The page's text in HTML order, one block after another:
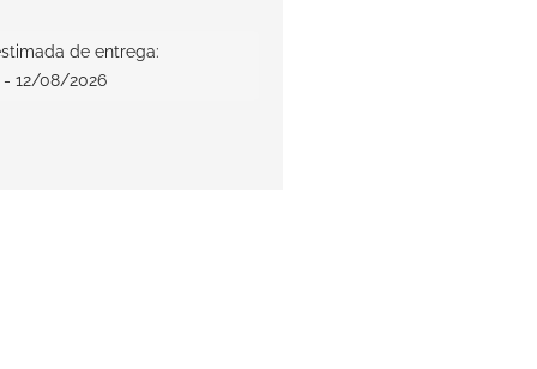
de entrega:
12/08/2026